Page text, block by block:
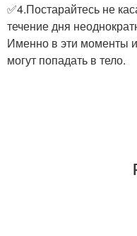
✅4.Постарайтесь не
течение дня
Именно в эти моменты
могут попадать в тело.